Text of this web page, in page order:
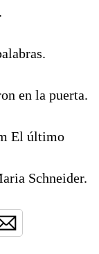
en la puerta.
El último
Schneider.